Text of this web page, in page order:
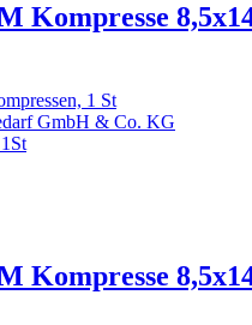
Kompresse
1 St
GmbH & Co. KG
Kompresse